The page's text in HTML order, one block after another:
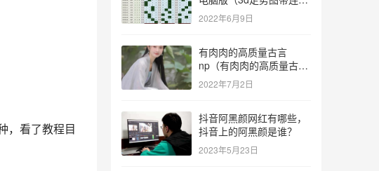
，看了教程目
图彩宝网手机版）
2022年6月9日
有肉肉的高质量古言
np（有肉肉的高质量古言
np推荐）
2022年7月2日
抖音阿黑颜网红有哪些，
抖音上的阿黑颜是谁？
2023年5月23日